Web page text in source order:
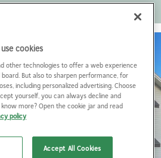
cookies
other technologies to offer a web experience
But also to sharpen performance, for
including personalized advertising. Choose
yourself, you can always decline and
more? Open the cookie jar and read
policy
Accept All Cookies